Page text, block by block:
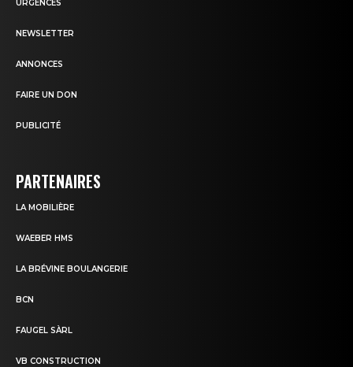
URGENCES
NEWSLETTER
ANNONCES
FAIRE UN DON
PUBLICITÉ
PARTENAIRES
LA MOBILIÈRE
WAEBER HMS
LA BRÉVINE BOULANGERIE
BCN
FAUGEL SÀRL
VB CONSTRUCTION